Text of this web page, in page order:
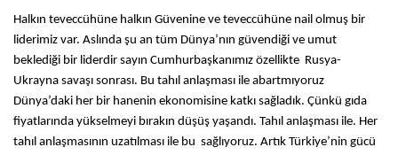
Halkın teveccühüne halkın Güvenine ve teveccühüne nail olmuş bir
liderimiz var. Aslında şu an tüm Dünya’nın güvendiği ve umut
beklediği bir liderdir sayın Cumhurbaşkanımız özellikte Rusya-
Ukrayna savaşı sonrası. Bu tahıl anlaşması ile abartmıyoruz
Dünya’daki her bir hanenin ekonomisine katkı sağladık. Çünkü gıda
fiyatlarında yükselmeyi bırakın düşüş yaşandı. Tahıl anlaşması ile. Her
tahıl anlaşmasının uzatılması ile bu sağlıyoruz. Artık Türkiye’nin gücü